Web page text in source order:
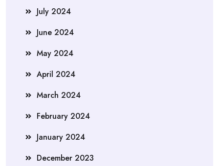
July 2024
June 2024
May 2024
April 2024
March 2024
February 2024
January 2024
December 2023